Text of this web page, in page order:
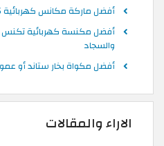
أفضل ماركة مكانس كهربائية 2026 | هيتاشي أو باناسونيك
والسجاد
أفضل مكواة بخار ستاند أو
الاراء والمقالات